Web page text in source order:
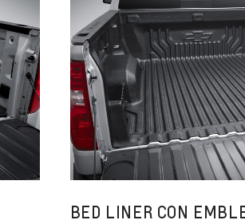
BED LINER CON